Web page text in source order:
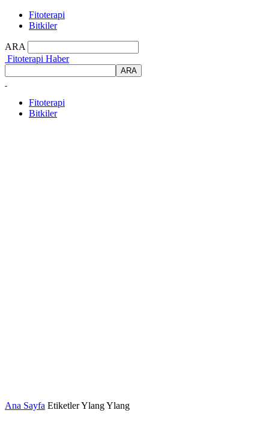
Fitoterapi
Bitkiler
ARA
Fitoterapi Haber
Fitoterapi
Bitkiler
Ana Sayfa EtiketlerYlang Ylang